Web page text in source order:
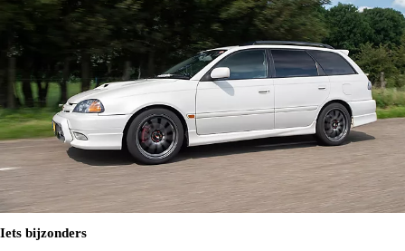
Iets bijzonders